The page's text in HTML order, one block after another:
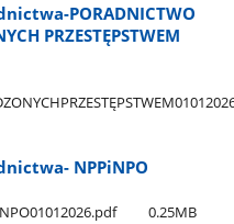
PORADNICTWO
PRZESTĘPSTWEM
NPPiNPO
0.25MB